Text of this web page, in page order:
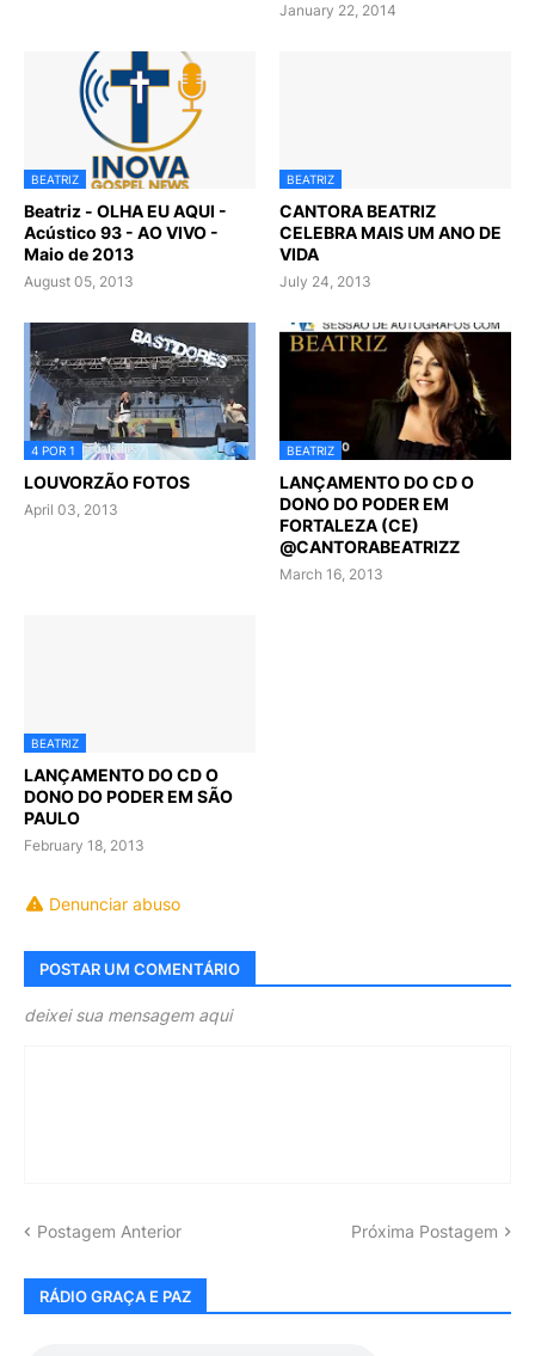
January 22, 2014
BEATRIZ
Beatriz - OLHA EU AQUI -
Acústico 93 - AO VIVO -
Maio de 2013
August 05, 2013
BEATRIZ
CANTORA BEATRIZ
CELEBRA MAIS UM ANO DE
VIDA
July 24, 2013
4 POR 1
LOUVORZÃO FOTOS
April 03, 2013
BEATRIZ
LANÇAMENTO DO CD O
DONO DO PODER EM
FORTALEZA (CE)
@CANTORABEATRIZZ
March 16, 2013
BEATRIZ
LANÇAMENTO DO CD O
DONO DO PODER EM SÃO
PAULO
February 18, 2013
Denunciar abuso
POSTAR UM COMENTÁRIO
deixei sua mensagem aqui
Postagem Anterior Próxima Postagem
RÁDIO GRAÇA E PAZ